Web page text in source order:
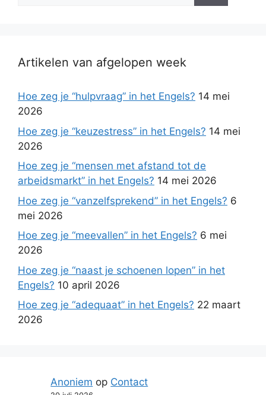
Artikelen van afgelopen week
Hoe zeg je “hulpvraag” in het Engels? 14 mei
2026
Hoe zeg je “keuzestress” in het Engels? 14 mei
2026
Hoe zeg je “mensen met afstand tot de
arbeidsmarkt” in het Engels? 14 mei 2026
Hoe zeg je “vanzelfsprekend” in het Engels? 6
mei 2026
Hoe zeg je “meevallen” in het Engels? 6 mei
2026
Hoe zeg je “naast je schoenen lopen” in het
Engels? 10 april 2026
Hoe zeg je “adequaat” in het Engels? 22 maart
2026
Anoniem op Contact